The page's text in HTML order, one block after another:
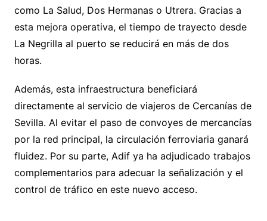
como La Salud, Dos Hermanas o Utrera. Gracias a
esta mejora operativa, el tiempo de trayecto desde
La Negrilla al puerto se reducirá en más de dos
horas.
Además, esta infraestructura beneficiará
directamente al servicio de viajeros de Cercanías de
Sevilla. Al evitar el paso de convoyes de mercancías
por la red principal, la circulación ferroviaria ganará
fluidez. Por su parte, Adif ya ha adjudicado trabajos
complementarios para adecuar la señalización y el
control de tráfico en este nuevo acceso.